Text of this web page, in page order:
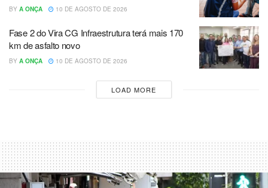
BY A ONÇA 10 DE AGOSTO DE 2026
Fase 2 do Vira CG Infraestrutura terá mais 170
km de asfalto novo
BY A ONÇA 10 DE AGOSTO DE 2026
LOAD MORE